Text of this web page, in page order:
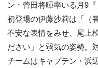
ン・菅田将暉率いる月9
初登場の伊藤沙莉は「（
不安な表情をみせ、尾上
ださい」と弱気の姿勢。
チームはキャプテン・浜